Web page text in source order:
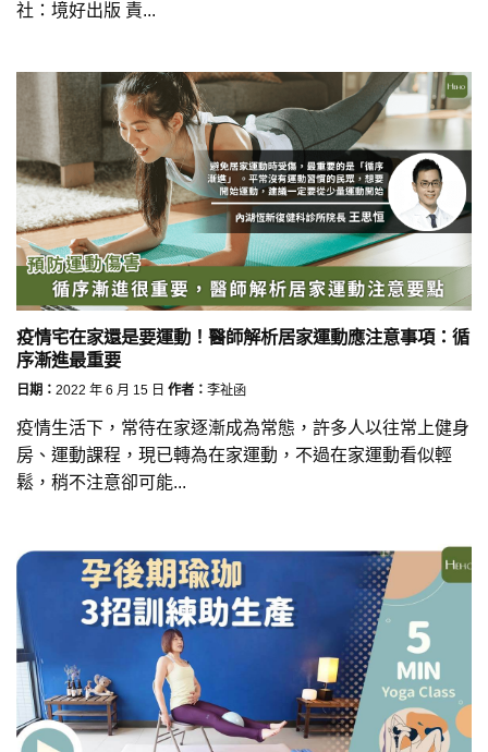
社：境好出版 責...
疫情宅在家還是要運動！醫師解析居家運動應注意事項：循
序漸進最重要
日期： 2022 年 6 月 15 日 作者： 李祉函
疫情生活下，常待在家逐漸成為常態，許多人以往常上健身
房、運動課程，現已轉為在家運動，不過在家運動看似輕
鬆，稍不注意卻可能...